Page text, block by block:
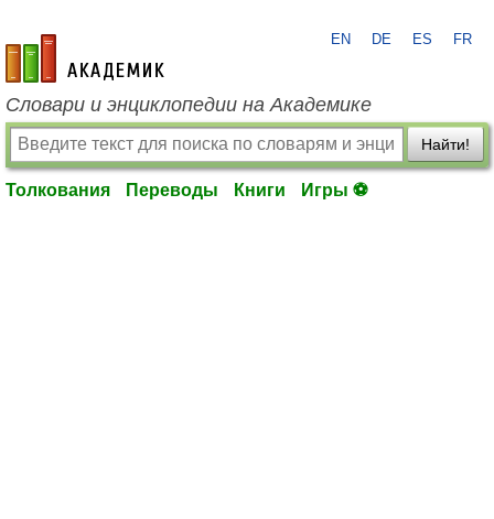
academic.ru
EN DE ES FR
Словари и энциклопедии на Академике
Найти!
Толкования Переводы Книги Игры ⚽